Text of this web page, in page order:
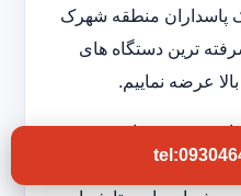
منطقه شهرک
ترین دستگاه های
عرضه نماییم.
مشتری چاپ می
بنر از سری مواردی